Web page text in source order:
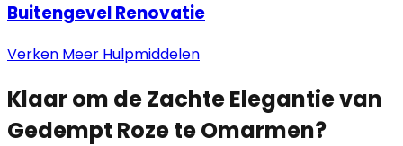
Buitengevel Renovatie
Verken Meer Hulpmiddelen
Klaar om de Zachte Elegantie van
Gedempt Roze te Omarmen?